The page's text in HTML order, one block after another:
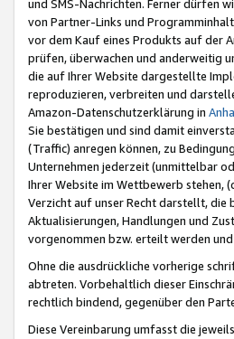
und SMS-Nachrichten. Ferner dürfen
von Partner-Links und
vor dem Kauf eines Produkts auf der
prüfen, überwachen und anderweitig
die auf Ihrer Website dargestellte
reproduzieren, verbreiten und
Amazon-Datenschutzerklärung in
Sie bestätigen und sind damit
(Traffic) anregen können, zu
Unternehmen jederzeit (unmittelbar
Ihrer Website im Wettbewerb stehen,
Verzicht auf unser Recht darstellt, die
Aktualisierungen, Handlungen und
vorgenommen bzw. erteilt werden
Ohne die ausdrückliche vorherige
abtreten. Vorbehaltlich dieser
rechtlich bindend, gegenüber den
Diese Vereinbarung umfasst die